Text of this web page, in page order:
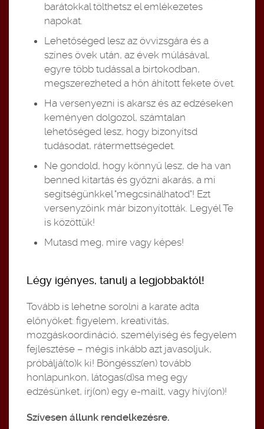
barátokkal tölthetsz el emlékezetes
napokat.
Lehetőséged lesz az övvizsgára és a
színes övek után, az évek múlásával,
egyre több tudással a birtokodban,
megszerezheted a hőn áhított fekete övet.
Ha versenyezni is akarsz és az edzéseken
keményen dolgozol, számtalan
lehetőséged lesz, hogy bizonyítsd
tudásodat, rátermettségedet.
Ne gondold, hogy könnyű lesz, de ha van
benned kitartás és győzni akarás, a mi
segítségünkkel "megcsinálhatod"! Ezt
versenyzőink már bizonyították. Legyél Te
is közöttük!
Mutasd meg, mire vagy képes!
Légy igényes, tanulj a legjobbaktól!
Tovább is lehetne sorolni a karate adta
előnyöket: figyelem, kreativitás,
mozgáskoordináció, személyiség és fegyelem
fejlesztése – mégis inkább azt javasoljuk,
próbáljá(to)k ki! Böngéssz(en) tovább
honlapunkon, látogas(d)sa meg egy
edzésünket, írj(on) egy e-mailt, vagy hívj(on)!
Szívesen állunk rendelkezésre.